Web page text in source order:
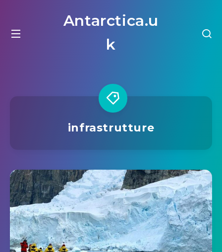
Antarctica.u
k
infrastrutture